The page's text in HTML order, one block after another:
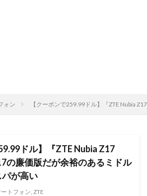
ォン 【クーポンで259.99ドル】『ZTE Nubia
ドル】『ZTE Nubia Z17
の廉価版だが余裕のあるミドル
が高い
トフォン, ZTE